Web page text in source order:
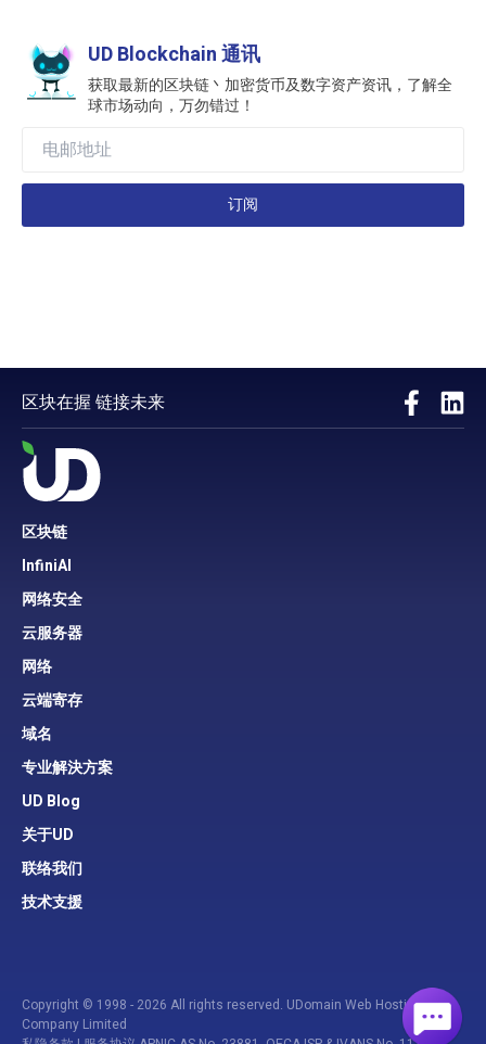
UD Blockchain 通讯
获取最新的区块链丶加密货币及数字资产资讯，了解全
球市场动向，万勿错过！
订阅
区块在握 链接未来
区块链
InfiniAI
网络安全
云服务器
网络
云端寄存
域名
专业解決方案
UD Blog
关于UD
联络我们
技术支援
Copyright © 1998 - 2026 All rights reserved. UDomain Web Hosting
Company Limited